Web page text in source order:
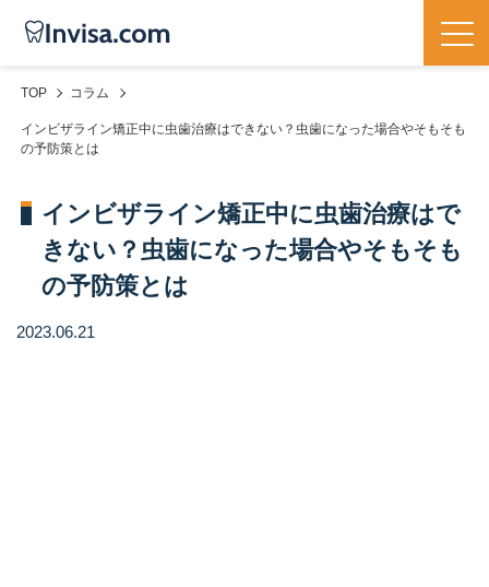
TOP コラム
インビザライン矯正中に虫歯治療はできない？虫歯になった場合やそもそも
の予防策とは
インビザライン矯正中に虫歯治療はで
きない？虫歯になった場合やそもそも
の予防策とは
2023.06.21